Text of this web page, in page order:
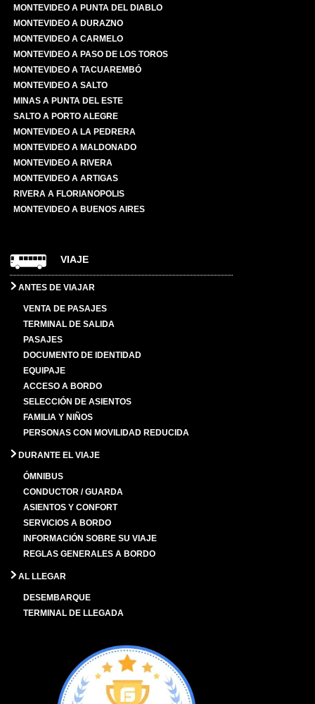
MONTEVIDEO A PUNTA DEL DIABLO
MONTEVIDEO A DURAZNO
MONTEVIDEO A CARMELO
MONTEVIDEO A PASO DE LOS TOROS
MONTEVIDEO A TACUAREMBÓ
MONTEVIDEO A SALTO
MINAS A PUNTA DEL ESTE
SALTO A PORTO ALEGRE
MONTEVIDEO A LA PEDRERA
MONTEVIDEO A MALDONADO
MONTEVIDEO A RIVERA
MONTEVIDEO A ARTIGAS
RIVERA A FLORIANOPOLIS
MONTEVIDEO A BUENOS AIRES
VIAJE
ANTES DE VIAJAR
VENTA DE PASAJES
TERMINAL DE SALIDA
PASAJES
DOCUMENTO DE IDENTIDAD
EQUIPAJE
ACCESO A BORDO
SELECCIÓN DE ASIENTOS
FAMILIA Y NIÑOS
PERSONAS CON MOVILIDAD REDUCIDA
DURANTE EL VIAJE
ÓMNIBUS
CONDUCTOR / GUARDA
ASIENTOS Y CONFORT
SERVICIOS A BORDO
INFORMACIÓN SOBRE SU VIAJE
REGLAS GENERALES A BORDO
AL LLEGAR
DESEMBARQUE
TERMINAL DE LLEGADA